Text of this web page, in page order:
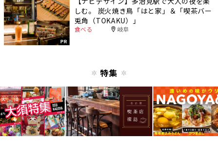
PR
しむ。 炭火焼き鳥「はと家」＆「喫茶バー
兎角（TOKAKU）」
食べる 岐阜
特集